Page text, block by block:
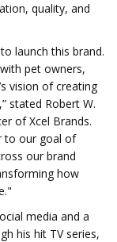
quality, and
launch this brand.
pet owners,
vision of creating
stated Robert W.
of Xcel Brands.
to our goal of
our brand
how
media and a
his hit TV series,